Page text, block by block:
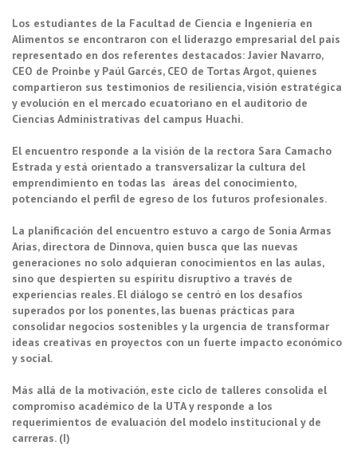
Los estudiantes de la Facultad de Ciencia e Ingeniería en
Alimentos se encontraron con el liderazgo empresarial del país
representado en dos referentes destacados: Javier Navarro,
CEO de Proinbe y Paúl Garcés, CEO de Tortas Argot, quienes
compartieron sus testimonios de resiliencia, visión estratégica
y evolución en el mercado ecuatoriano en el auditorio de
Ciencias Administrativas del campus Huachi.
El encuentro responde a la visión de la rectora Sara Camacho
Estrada y está orientado a transversalizar la cultura del
emprendimiento en todas las áreas del conocimiento,
potenciando el perfil de egreso de los futuros profesionales.
La planificación del encuentro estuvo a cargo de Sonia Armas
Arias, directora de Dinnova, quien busca que las nuevas
generaciones no solo adquieran conocimientos en las aulas,
sino que despierten su espíritu disruptivo a través de
experiencias reales. El diálogo se centró en los desafíos
superados por los ponentes, las buenas prácticas para
consolidar negocios sostenibles y la urgencia de transformar
ideas creativas en proyectos con un fuerte impacto económico
y social.
Más allá de la motivación, este ciclo de talleres consolida el
compromiso académico de la UTA y responde a los
requerimientos de evaluación del modelo institucional y de
carreras. (I)